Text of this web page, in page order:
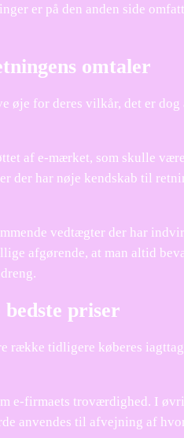
er på den anden side
omtaler
øje for deres vilkår, det er
af e-mærket, som skulle
der har nøje kendskab til
vedtægter der har
afgørende, at man altid
priser
tidligere køberes
e-firmaets troværdighed. I
anvendes til afvejning af